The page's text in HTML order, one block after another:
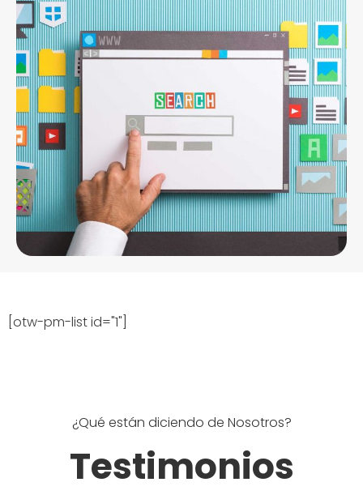
[otw-pm-list id="1"]
¿Qué están diciendo de Nosotros?
Testimonios